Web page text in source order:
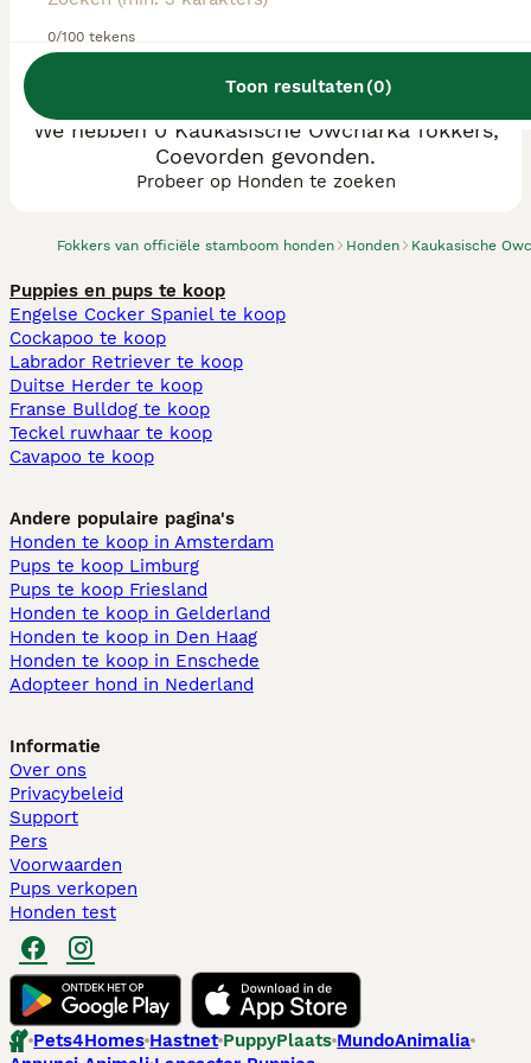
0/100 tekens
Toon resultaten(0)
Fokkers van officiële stamboom honden Honden Kaukasische
We hebben 0 Kaukasische Owcharka fokkers,
Coevorden gevonden.
Probeer op Honden te zoeken
Puppies en pups te koop
Engelse Cocker Spaniel te koop
Cockapoo te koop
Labrador Retriever te koop
Duitse Herder te koop
Franse Bulldog te koop
Teckel ruwhaar te koop
Cavapoo te koop
Andere populaire pagina's
Honden te koop in Amsterdam
Pups te koop Limburg​
Pups te koop Friesland​
Honden te koop in Gelderland
Honden te koop in Den Haag
Honden te koop in Enschede
Adopteer hond in Nederland
Informatie
Over ons
Privacybeleid
Support
Pers
Voorwaarden
Pups verkopen
Honden test
Pets4Homes Hastnet PuppyPlaats MundoAnimalia